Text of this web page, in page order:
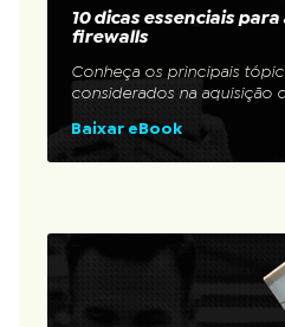
10 dicas essenciais
firewalls
Conheça os principais
considerados na aquisição
Baixar eBook